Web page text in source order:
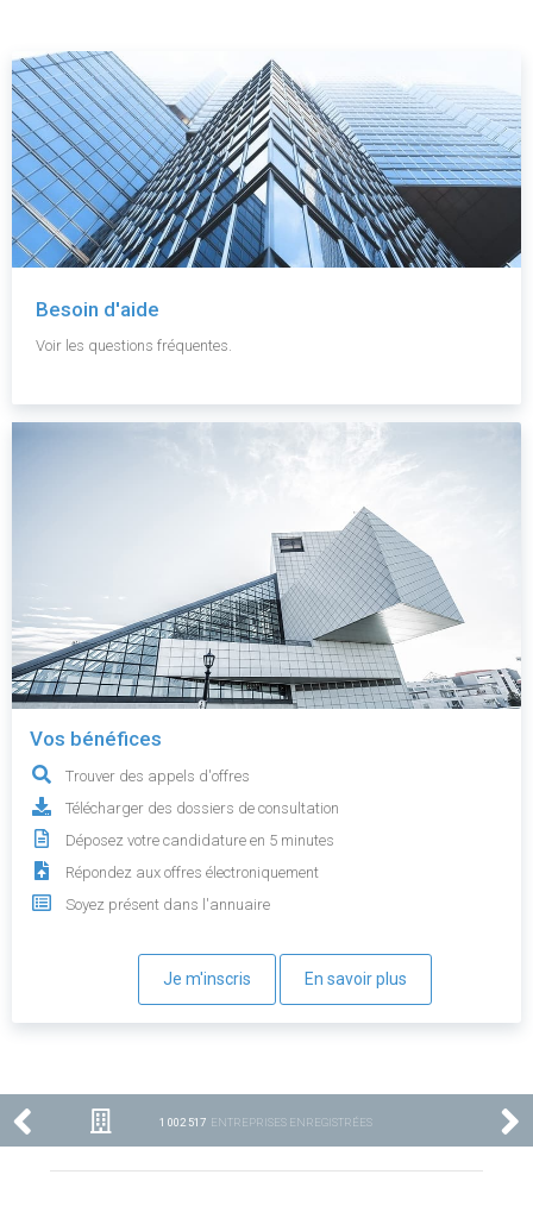
Besoin d'aide
Voir les questions fréquentes.
Vos bénéfices
Trouver des appels d'offres
Télécharger des dossiers de consultation
Déposez votre candidature en 5 minutes
Répondez aux offres électroniquement
Soyez présent dans l'annuaire
Je m'inscris En savoir plus
1 002 517 ENTREPRISES ENREGISTRÉES